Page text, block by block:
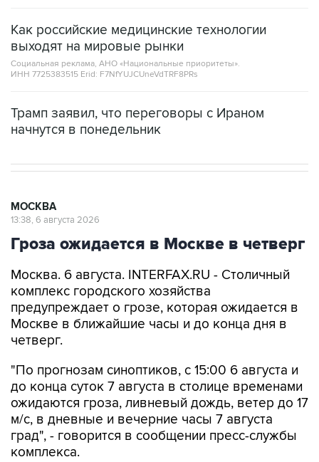
Как российские медицинские технологии
выходят на мировые рынки
Социальная реклама, АНО «Национальные приоритеты».
ИНН 7725383515 Erid: F7NfYUJCUneVdTRF8PRs
Трамп заявил, что переговоры с Ираном
начнутся в понедельник
МОСКВА
13:38, 6 августа 2026
Гроза ожидается в Москве в четверг
Москва. 6 августа. INTERFAX.RU - Столичный
комплекс городского хозяйства
предупреждает о грозе, которая ожидается в
Москве в ближайшие часы и до конца дня в
четверг.
"По прогнозам синоптиков, с 15:00 6 августа и
до конца суток 7 августа в столице временами
ожидаются гроза, ливневый дождь, ветер до 17
м/с, в дневные и вечерние часы 7 августа
град", - говорится в сообщении пресс-службы
комплекса.